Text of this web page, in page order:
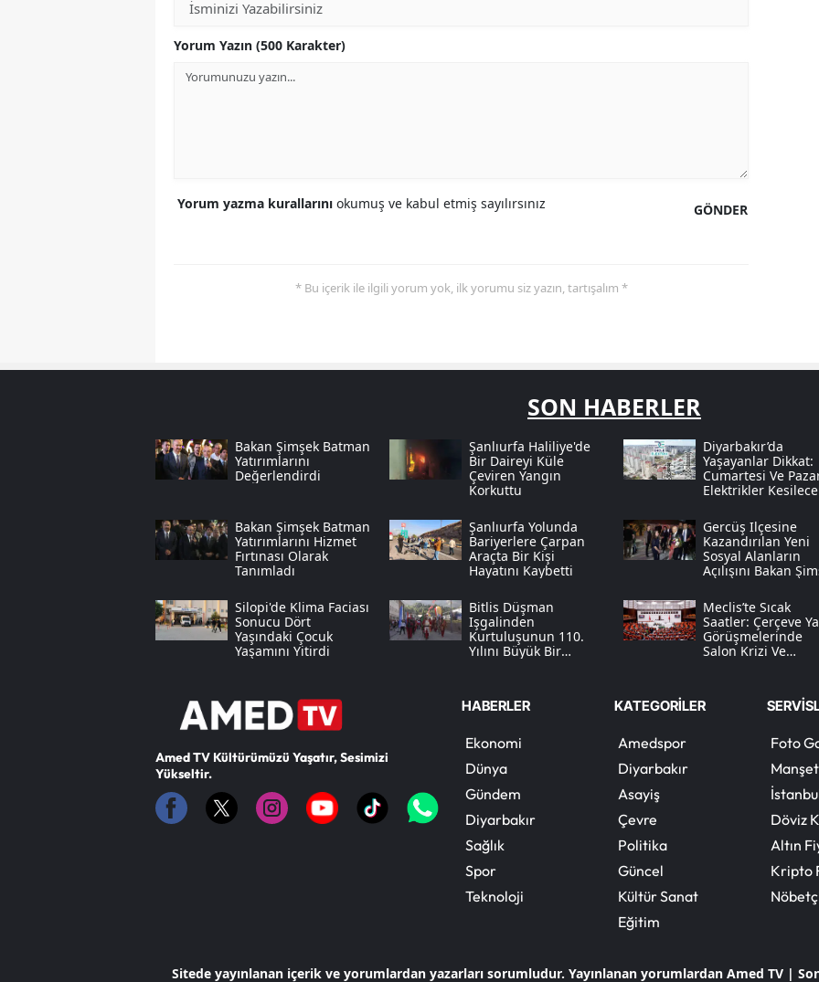
Yorum Yazın (500 Karakter)
GÖNDER
Yorum yazma kurallarını okumuş ve kabul etmiş sayılırsınız
* Bu içerik ile ilgili yorum yok, ilk yorumu siz yazın, tartışalım *
SON HABERLER
Bakan Şimşek Batman
Yatırımlarını
Değerlendirdi
Şanlıurfa Haliliye'de
Bir Daireyi Küle
Çeviren Yangın
Korkuttu
Diyarbakır’da
Yaşayanlar Dikkat:
Cumartesi Ve
Elektrikler
Bakan Şimşek Batman
Yatırımlarını Hizmet
Fırtınası Olarak
Tanımladı
Şanlıurfa Yolunda
Bariyerlere Çarpan
Araçta Bir Kişi
Hayatını Kaybetti
Gercüş Ilçesine
Kazandırılan Yeni
Sosyal Alanların
Açılışını Bakan
Silopi'de Klima Faciası
Sonucu Dört
Yaşındaki Çocuk
Yaşamını Yitirdi
Bitlis Düşman
Işgalinden
Kurtuluşunun 110.
Yılını Büyük Bir
Meclis’te Sıcak
Saatler: Çerçeve
Görüşmelerinde
Salon Krizi Ve
Amed TV Kültürümüzü Yaşatır, Sesimizi
Yükseltir.
HABERLER
Ekonomi
Dünya
Gündem
Diyarbakır
Sağlık
Spor
Teknoloji
KATEGORİLER
Amedspor
Diyarbakır
Asayiş
Çevre
Politika
Güncel
Kültür Sanat
Eğitim
Foto
Döviz
Altın
Kripto
Sitede yayınlanan içerik ve yorumlardan yazarları sorumludur. Yayınlanan yorumlardan Amed TV |